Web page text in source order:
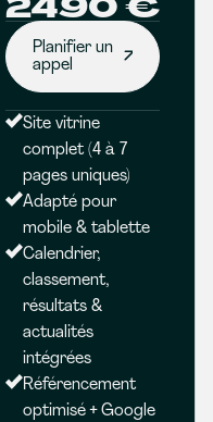
2490 €
Planifier un
appel
Site vitrine
complet (4 à 7
pages uniques)
Adapté pour
mobile & tablette
Calendrier,
classement,
résultats &
actualités
intégrées
Référencement
optimisé + Google